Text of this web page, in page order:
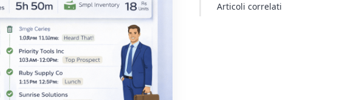
Articoli correlati